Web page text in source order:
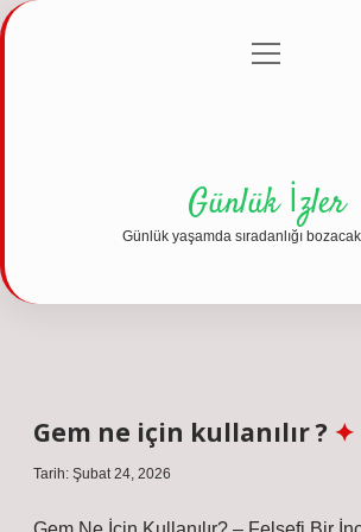
Gizlilik Politikası
menüyü
Günlük İzler
Günlük yaşamda sıradanlığı bozacak
Gem ne için kullanılır ?
Tarih: Şubat 24, 2026